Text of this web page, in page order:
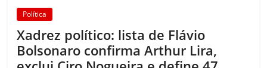
Política
Xadrez político: lista de Flávio
Bolsonaro confirma Arthur Lira,